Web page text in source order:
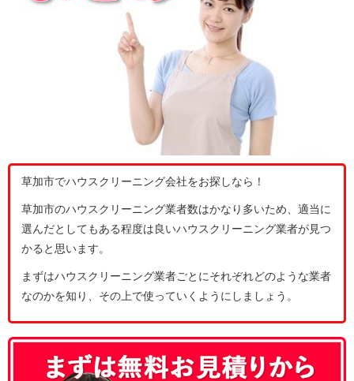
草加市でハウスクリーニング会社をお探しなら！
草加市のハウスクリーニング業者数はかなり多いため、適当に
選んだとしてもある程度は良いハウスクリーニング業者が見つ
かると思います。
まずはハウスクリーニング業者ごとにそれぞれどのような業者
なのかを知り、その上で使っていくようにしましょう。